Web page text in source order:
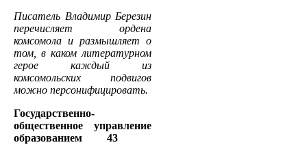
Писатель Владимир Березин
перечисляет ордена
комсомола и размышляет о
том, в каком литературном
герое каждый из
комсомольских подвигов
можно персонифицировать.
Государственно-
общественное управление
образованием 43